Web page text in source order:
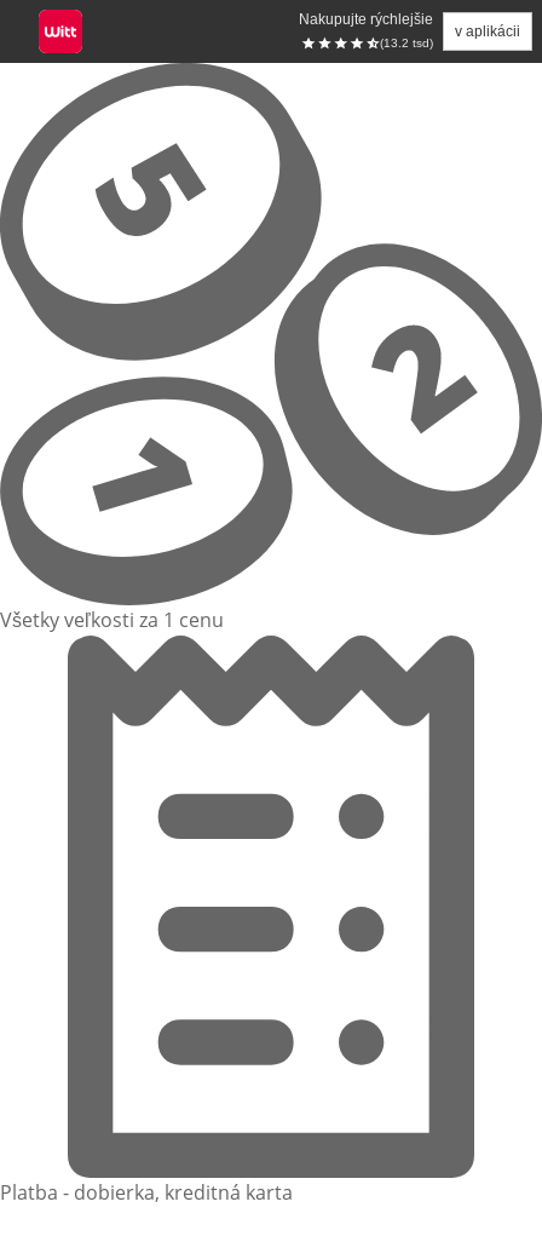
Nakupujte rýchlejšie
(13.2 tsd)
v aplikácii
Prejsť na hlavný obsah
Všetky veľkosti za 1 cenu
Platba - dobierka, kreditná karta